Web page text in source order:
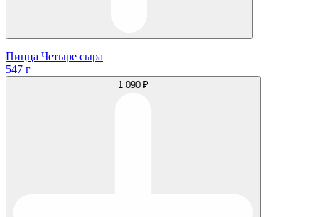
Пицца Четыре сыра
547 г
1 090 ₽